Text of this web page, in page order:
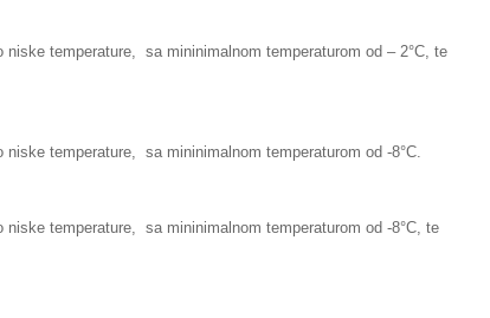
temperature, sa mininimalnom temperaturom od – 2°C, te
temperature, sa mininimalnom temperaturom od -8°C.
temperature, sa mininimalnom temperaturom od -8°C, te